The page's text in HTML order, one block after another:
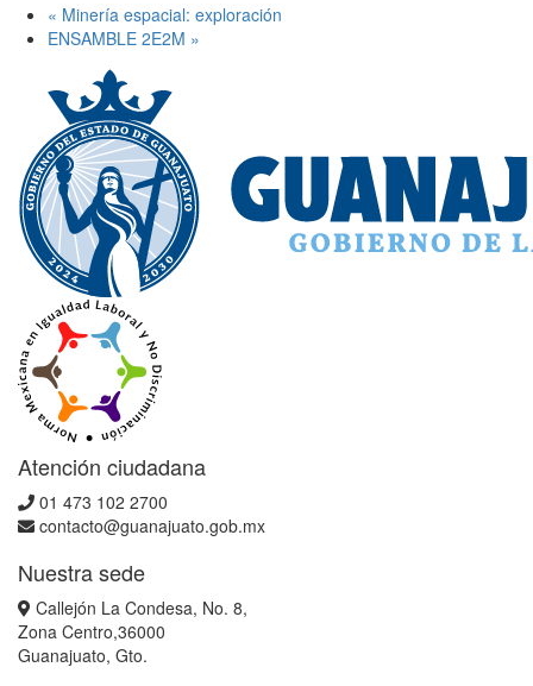
« Minería espacial: exploración
ENSAMBLE 2E2M »
Atención ciudadana
01 473 102 2700
contacto@guanajuato.gob.mx
Nuestra sede
Callejón La Condesa, No. 8,
Zona Centro,36000
Guanajuato, Gto.